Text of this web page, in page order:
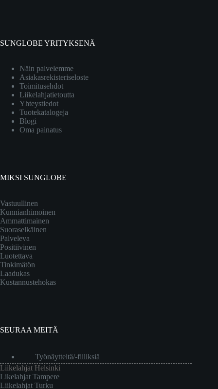
SUNGLOBE YRITYKSENÄ
Näin palvelemme
Asiakasrekisteriseloste
Toimitusehdot
Liikelahjatietoutta
Yhteystiedot
Tuotekatalogeja
Blogi
Oma painatus
MIKSI SUNGLOBE
Vastuullinen
Kunnianhimoinen
Ammattimainen
Suoraselkäinen
Palveleva
Positiivinen
Luotettava
Tinkimätön
Laadukas
Kustannustehokas
SEURAA MEITÄ
Työnäytteitä/-fiiliksiä
Liikelahjat Helsinki
Likelahjat Tampere
Liikelahjat Turku